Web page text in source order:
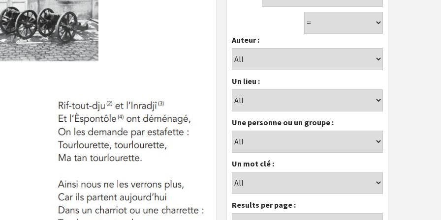
Auteur :
Un lieu :
Une personne ou un groupe :
Un mot clé :
Results per page :